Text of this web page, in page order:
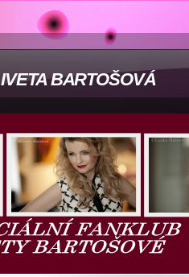
IVETA BARTOŠOVÁ